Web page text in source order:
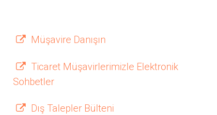
Müşavire Danışın
Ticaret Müşavirlerimizle Elektronik
Sohbetler
Dış Talepler Bülteni